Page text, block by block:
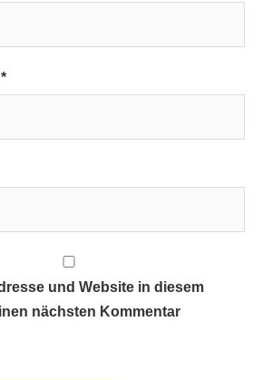
*
und Website in diesem
nächsten Kommentar